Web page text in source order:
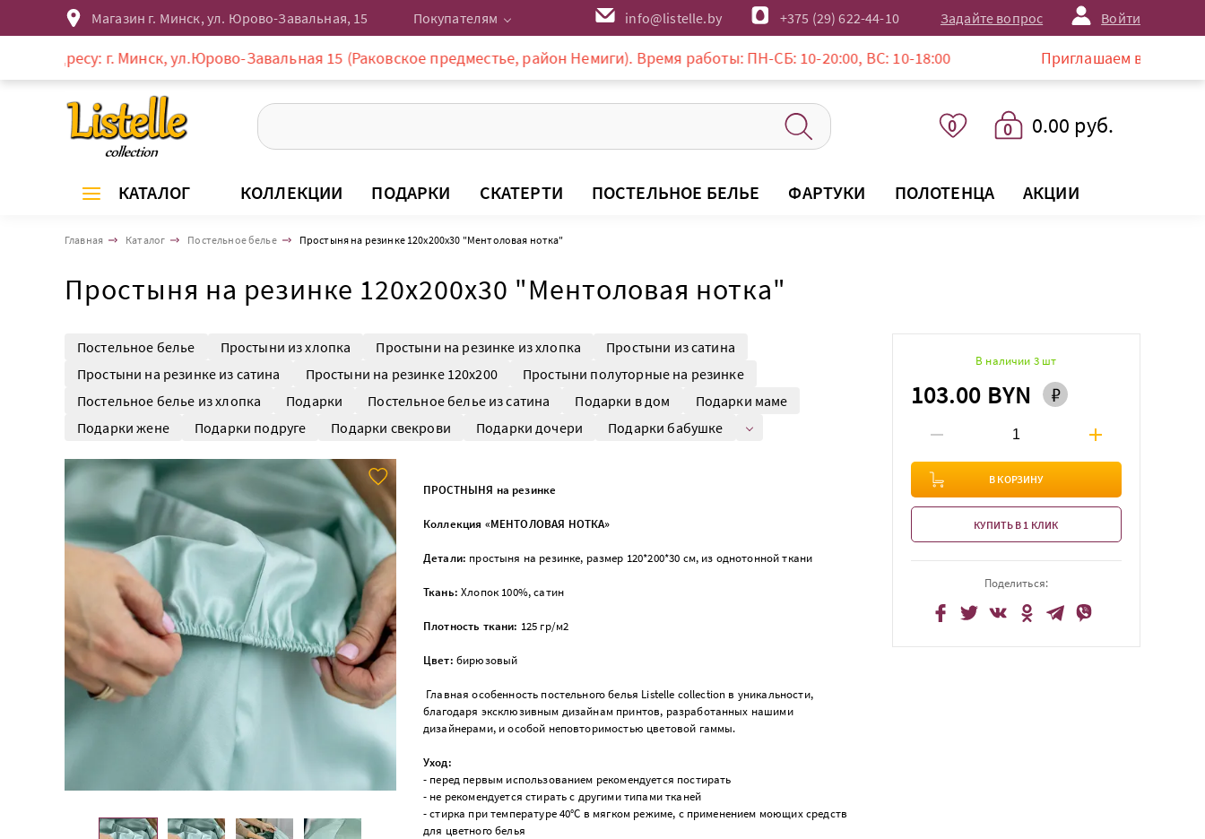
Магазин г. Минск, ул. Юрово-Завальная, 15 Покупателям info@listelle.by +375 (29) 622-44-10 Задайте вопрос Войти
г. Минск, ул.Юрово-Завальная 15 (Раковское предместье, район Немиги). Время работы: ПН-СБ: 10-20:00, ВС: 10-18:00 Приглашаем в магазин
0 0 0.00 руб.
КАТАЛОГ КОЛЛЕКЦИИ ПОДАРКИ СКАТЕРТИ ПОСТЕЛЬНОЕ БЕЛЬЕ ФАРТУКИ ПОЛОТЕНЦА АКЦИИ
Главная Каталог Постельное белье Простыня на резинке 120х200х30 "Ментоловая нотка"
Простыня на резинке 120х200х30 "Ментоловая нотка"
Постельное белье Простыни из хлопка Простыни на резинке из хлопка
Простыни из сатина
Простыни на резинке из сатина
Простыни на резинке 120х200
Простыни полуторные на резинке
Постельное белье из хлопка
Подарки Постельное белье из сатина Подарки в дом
Подарки маме
Подарки жене
Подарки подруге Подарки свекрови Подарки дочери Подарки бабушке
ПРОСТНЫНЯ на резинке
Коллекция «МЕНТОЛОВАЯ НОТКА»
Детали: простыня на резинке, размер 120*200*30 см, из однотонной ткани
Ткань: Хлопок 100%, сатин
Плотность ткани: 125 гр/м2
Цвет: бирюзовый
Главная особенность постельного белья Listelle collection в уникальности,
благодаря эксклюзивным дизайнам принтов, разработанных нашими
дизайнерами, и особой неповторимостью цветовой гаммы.
Уход:
- перед первым использованием рекомендуется постирать
- не рекомендуется стирать с другими типами тканей
- стирка при температуре 40°С в мягком режиме, с применением моющих средств
для цветного белья
В наличии 3 шт
103.00 BYN
В КОРЗИНУ
КУПИТЬ В 1 КЛИК
Поделиться: